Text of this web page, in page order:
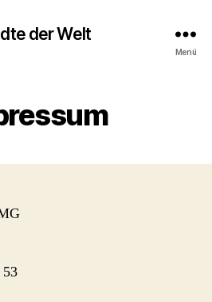
der Welt
Menü